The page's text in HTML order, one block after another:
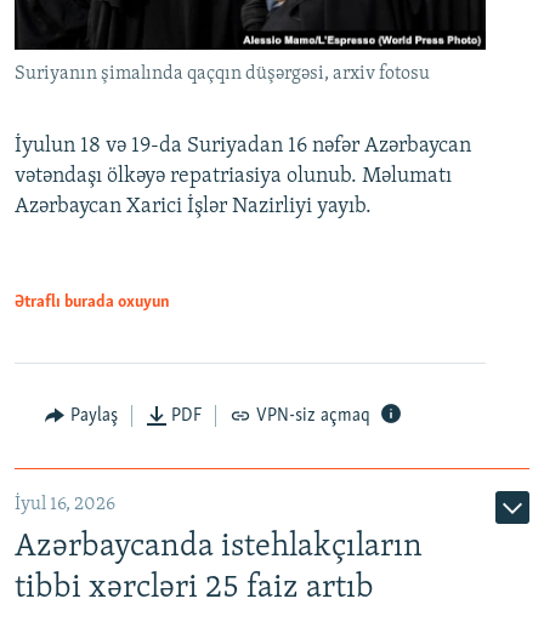
Suriyanın şimalında qaçqın düşərgəsi, arxiv fotosu
İyulun 18 və 19-da Suriyadan 16 nəfər Azərbaycan
vətəndaşı ölkəyə repatriasiya olunub. Məlumatı
Azərbaycan Xarici İşlər Nazirliyi yayıb.
Ətraflı burada oxuyun
Paylaş PDF VPN-siz açmaq
İyul 16, 2026
Azərbaycanda istehlakçıların
tibbi xərcləri 25 faiz artıb